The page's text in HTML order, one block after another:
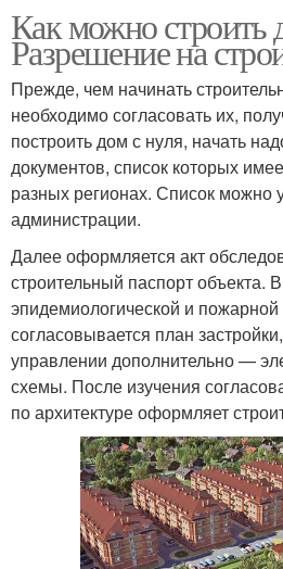
Как можно строить
Разрешение на
Прежде, чем начинать
необходимо согласовать их,
построить дом с нуля, начать
документов, список которых
разных регионах. Список можно
администрации.
Далее оформляется акт
строительный паспорт объекта.
эпидемиологической и пожарной
согласовывается план
управлении дополнительно —
схемы. После изучения
по архитектуре оформляет